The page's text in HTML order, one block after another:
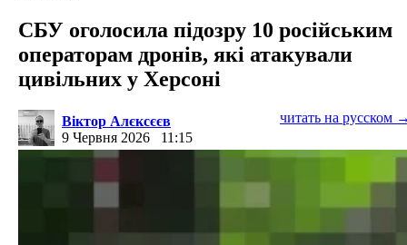
СБУ оголосила підозру 10 російським
операторам дронів, які атакували
цивільних у Херсоні
Віктор Алєксєєв
9 Червня 2026
11:15
читать на русском